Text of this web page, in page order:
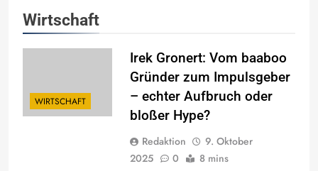
Wirtschaft
WIRTSCHAFT
Irek Gronert: Vom baaboo
Gründer zum Impulsgeber
– echter Aufbruch oder
bloßer Hype?
Redaktion
9. Oktober
2025
0 8 mins